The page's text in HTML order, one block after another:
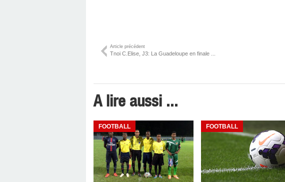
Article précédent
Tnoi C.Elise, J3: La Guadeloupe en finale ...
A lire aussi ...
FOOTBALL FOOTBALL